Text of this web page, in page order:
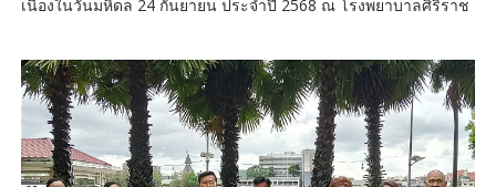
เนื่องในวันมหิดล 24 กันยายน ประจำปี 2568 ณ โรงพยาบาลศิริราช